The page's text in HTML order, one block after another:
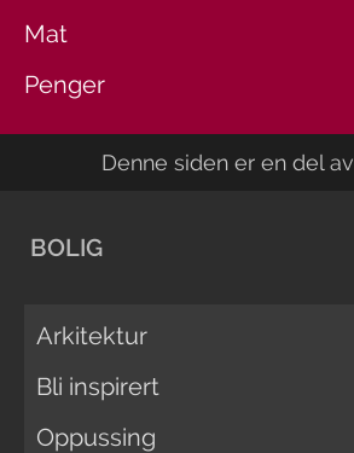
Mat
Penger
Denne siden er en del av
BOLIG
Arkitektur
Bli inspirert
Oppussing